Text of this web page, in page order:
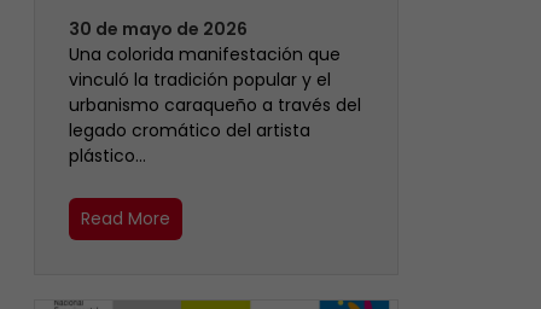
30 de mayo de 2026
Una colorida manifestación que
vinculó la tradición popular y el
urbanismo caraqueño a través del
legado cromático del artista
plástico…
Read More